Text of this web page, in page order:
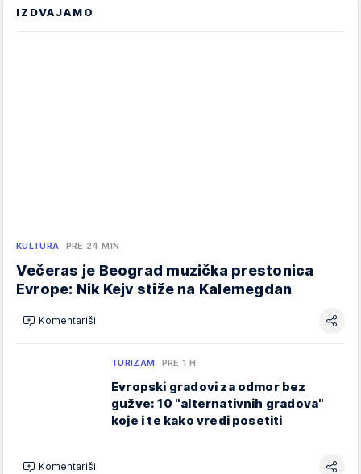
IZDVAJAMO
KULTURA PRE 24 MIN
Večeras je Beograd muzička prestonica
Evrope: Nik Kejv stiže na Kalemegdan
Komentariši
TURIZAM PRE 1 H
Evropski gradovi za odmor bez
gužve: 10 "alternativnih gradova"
koje i te kako vredi posetiti
Komentariši